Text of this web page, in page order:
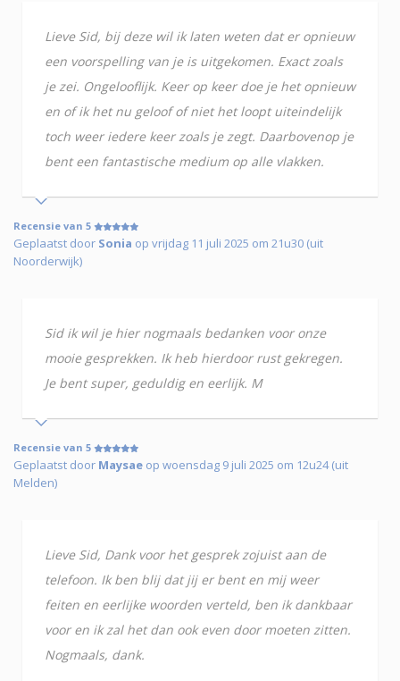
Lieve Sid, bij deze wil ik laten weten dat er opnieuw
een voorspelling van je is uitgekomen. Exact zoals
je zei. Ongelooflijk. Keer op keer doe je het opnieuw
en of ik het nu geloof of niet het loopt uiteindelijk
toch weer iedere keer zoals je zegt. Daarbovenop je
bent een fantastische medium op alle vlakken.
Recensie van 5
Geplaatst door Sonia op vrijdag 11 juli 2025 om 21u30 (uit
Noorderwijk)
Sid ik wil je hier nogmaals bedanken voor onze
mooie gesprekken. Ik heb hierdoor rust gekregen.
Je bent super, geduldig en eerlijk. M
Recensie van 5
Geplaatst door Maysae op woensdag 9 juli 2025 om 12u24 (uit
Melden)
Lieve Sid, Dank voor het gesprek zojuist aan de
telefoon. Ik ben blij dat jij er bent en mij weer
feiten en eerlijke woorden verteld, ben ik dankbaar
voor en ik zal het dan ook even door moeten zitten.
Nogmaals, dank.